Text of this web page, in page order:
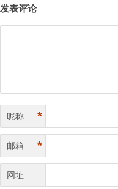
发表评论
昵称 *
邮箱 *
网址